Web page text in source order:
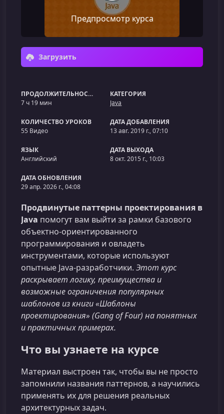
Предпросмотр курса
Загрузить
ПРОДОЛЖИТЕЛЬНОСТЬ
7 ч 19 мин
КАТЕГОРИЯ
Java
КОЛИЧЕСТВО УРОКОВ
55 Видео
ДАТА ДОБАВЛЕНИЯ
13 авг. 2019 г., 07:10
ЯЗЫК
Английский
ДАТА ВЫХОДА
8 окт. 2015 г., 10:03
ДАТА ОБНОВЛЕНИЯ
29 апр. 2026 г., 04:08
Продвинутые паттерны проектирования в
Java помогут вам выйти за рамки базового
объектно-ориентированного
программирования и овладеть
инструментами, которые используют
опытные Java‑разработчики. Этот курс
раскрывает логику, преимущества и
возможные ограничения популярных
шаблонов из книги «Шаблоны
проектирования» (Gang of Four) на понятных
и практичных примерах.
Что вы узнаете на курсе
Материал выстроен так, чтобы вы не просто
запомнили названия паттернов, а научились
применять их для решения реальных
архитектурных задач.